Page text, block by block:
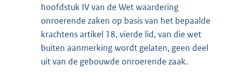
hoofdstuk IV van de Wet waardering
onroerende zaken op basis van het bepaalde
krachtens artikel 18, vierde lid, van die wet
buiten aanmerking wordt gelaten, geen deel
uit van de gebouwde onroerende zaak.